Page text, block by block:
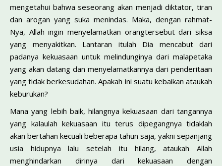
mengetahui bahwa seseorang akan menjadi diktator, tiran
dan arogan yang suka menindas. Maka, dengan rahmat-
Nya, Allah ingin menyelamatkan orangtersebut dari siksa
yang menyakitkan. Lantaran itulah Dia mencabut dari
padanya kekuasaan untuk melindunginya dari malapetaka
yang akan datang dan menyelamatkannya dari penderitaan
yang tidak berkesudahan. Apakah ini suatu kebaikan ataukah
keburukan?
Mana yang lebih baik, hilangnya kekuasaan dari tangannya
yang kalaulah kekuasaan itu terus dipegangnya tidaklah
akan bertahan kecuali bebe­rapa tahun saja, yakni sepanjang
usia hidupnya lalu setelah itu hilang, ataukah Allah
menghindarkan dirinya dari kekuasaan dengan